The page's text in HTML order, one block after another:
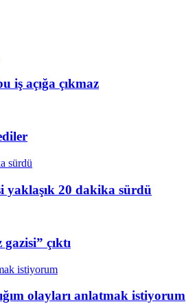
iş açığa çıkmaz
yaklaşık 20 dakika sürdü
çıktı
olayları anlatmak istiyorum